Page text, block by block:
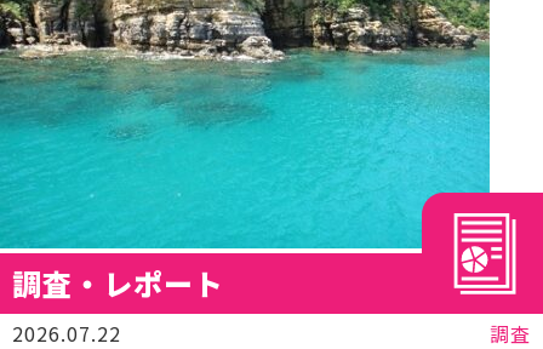
調査・レポート
2026.07.22
調査